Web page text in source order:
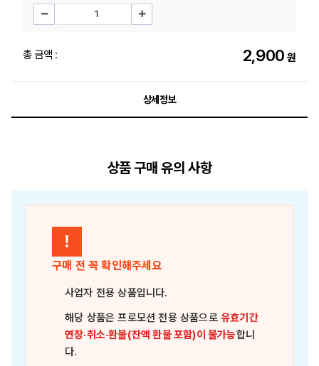
총 금액 : 2,900 원
상세정보
상품 구매 유의 사항
!
구매 전 꼭 확인해주세요
사업자 전용 상품입니다.
해당 상품은프로모션 전용 상품으로유효기간
연장·취소·환불(잔액 환불 포함)이 불가능합니
다.